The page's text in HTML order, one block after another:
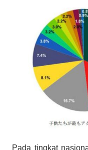
Pada tingkat